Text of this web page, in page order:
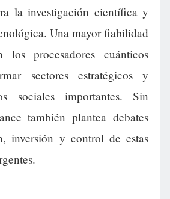
la investigación científica y
Una mayor fiabilidad
procesadores cuánticos
sectores estratégicos y
sociales importantes. Sin
también plantea debates
inversión y control de estas